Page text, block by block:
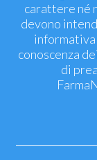
carattere né
devono
conoscenza
di